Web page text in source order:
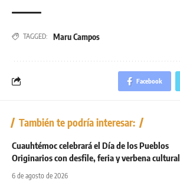
TAGGED: Maru Campos
Facebook
También te podría interesar:
Cuauhtémoc celebrará el Día de los Pueblos
Originarios con desfile, feria y verbena cultural
6 de agosto de 2026